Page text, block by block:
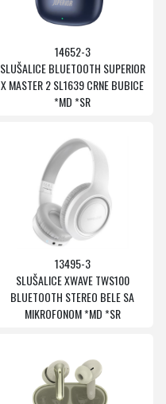
14652-3
SLUŠALICE BLUETOOTH SUPERIOR
X MASTER 2 SL1639 CRNE BUBICE
*MD *SR
13495-3
SLUŠALICE XWAVE TWS100
BLUETOOTH STEREO BELE SA
MIKROFONOM *MD *SR